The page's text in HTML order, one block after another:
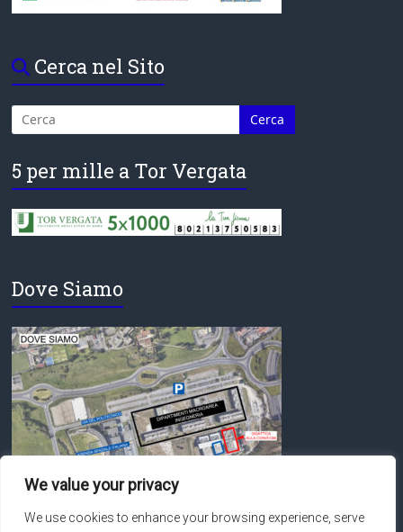
We value your privacy
We use cookies to enhance your browsing experience, serve
Cerca nel Sito
5 per mille a Tor Vergata
Dove Siamo